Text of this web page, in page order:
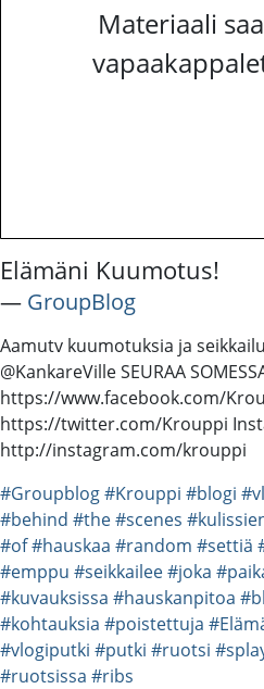
Materiaali
Elämäni Kuumotus!
― GroupBlog
Aamutv kuumotuksia ja
@KankareVille SEURAA
https://www.facebook.com/
https://twitter.com/Krouppi
http://instagram.com/krouppi
#Groupblog#Krouppi #blogi
#behind #the#scenes
#of#hauskaa #random #settiä
#emppu #seikkailee#joka
#kuvauksissa #hauskanpitoa
#kohtauksia #poistettuja
#vlogiputki #putki #ruotsi
#ruotsissa #ribs